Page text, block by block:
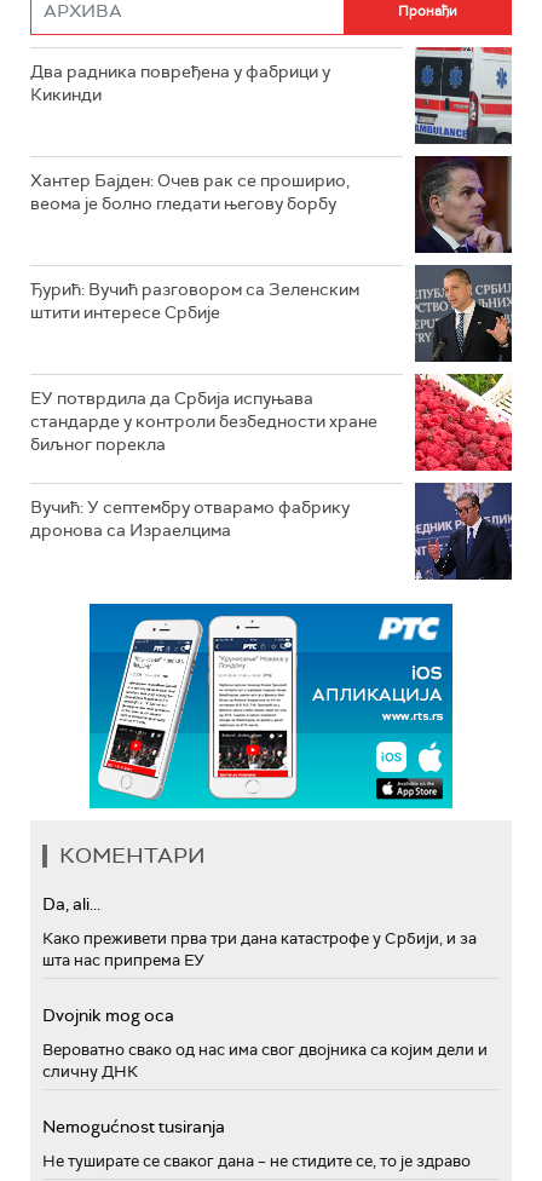
Два радника повређена у фабрици у
Кикинди
Хантер Бајден: Очев рак се проширио,
веома је болно гледати његову борбу
Ђурић: Вучић разговором са Зеленским
штити интересе Србије
ЕУ потврдила да Србија испуњава
стандарде у контроли безбедности хране
биљног порекла
Вучић: У септембру отварамо фабрику
дронова са Израелцима
КОМЕНТАРИ
Da, ali...
Како преживети прва три дана катастрофе у Србији, и за
шта нас припрема ЕУ
Dvojnik mog oca
Вероватно свако од нас има свог двојника са којим дели и
сличну ДНК
Nemogućnost tusiranja
Не туширате се сваког дана – не стидите се, то је здраво